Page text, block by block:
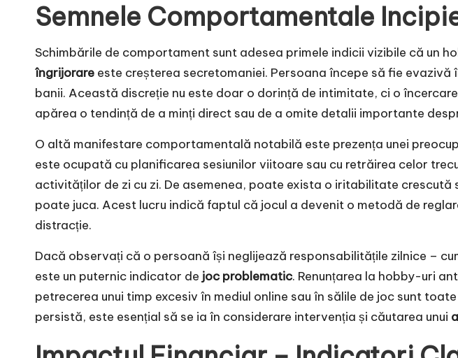
Semnele Comportamentale
Schimbările de comportament sunt adesea primele indicii vizibile că un
îngrijorare este creșterea secretomaniei. Persoana începe să fie
banii. Această discreție nu este doar o dorință de intimitate, ci o
apărea o tendință de a minți direct sau de a omite detalii importante
O altă manifestare comportamentală notabilă este prezența unei
este ocupată cu planificarea sesiunilor viitoare sau cu retrăirea celor
activităților de zi cu zi. De asemenea, poate exista o iritabilitate
poate juca. Acest lucru indică faptul că jocul a devenit o metodă de
distracție.
Dacă observați că o persoană își neglijează responsabilitățile zilnice –
este un puternic indicator de joc problematic. Renunțarea la hobby-uri
petrecerea unui timp excesiv în mediul online sau în sălile de joc sunt toate
persistă, este esențial să se ia în considerare intervenția și căutarea unui